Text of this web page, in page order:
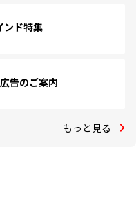
ンド特集
告のご案内
もっと見る